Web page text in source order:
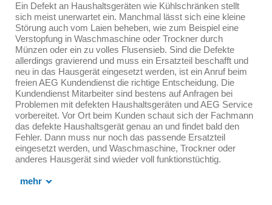
Ein Defekt an Haushaltsgeräten wie Kühlschränken stellt
sich meist unerwartet ein. Manchmal lässt sich eine kleine
Störung auch vom Laien beheben, wie zum Beispiel eine
Verstopfung in Waschmaschine oder Trockner durch
Münzen oder ein zu volles Flusensieb. Sind die Defekte
allerdings gravierend und muss ein Ersatzteil beschafft und
neu in das Hausgerät eingesetzt werden, ist ein Anruf beim
freien AEG Kundendienst die richtige Entscheidung. Die
Kundendienst Mitarbeiter sind bestens auf Anfragen bei
Problemen mit defekten Haushaltsgeräten und AEG Service
vorbereitet. Vor Ort beim Kunden schaut sich der Fachmann
das defekte Haushaltsgerät genau an und findet bald den
Fehler. Dann muss nur noch das passende Ersatzteil
eingesetzt werden, und Waschmaschine, Trockner oder
anderes Hausgerät sind wieder voll funktionstüchtig.
mehr